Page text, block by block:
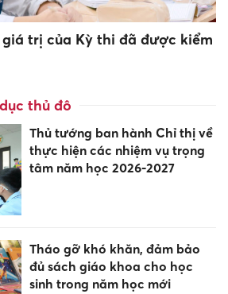
trị của Kỳ thi đã được kiểm
thủ đô
Thủ tướng ban hành Chỉ thị về
thực hiện các nhiệm vụ trọng
tâm năm học 2026-2027
Tháo gỡ khó khăn, đảm bảo
đủ sách giáo khoa cho học
sinh trong năm học mới